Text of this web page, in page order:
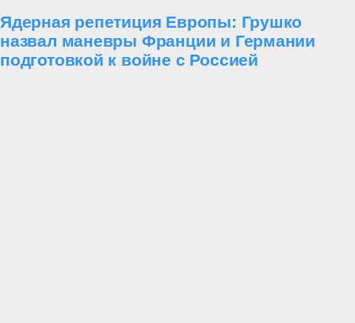
Ядерная репетиция Европы: Грушко
назвал маневры Франции и Германии
подготовкой к войне с Россией